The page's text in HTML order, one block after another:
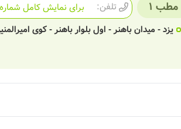
مطب 1 تلفن:
برای نمایش کامل
یزد - میدان باهنر - اول بلوار باهنر - کوی